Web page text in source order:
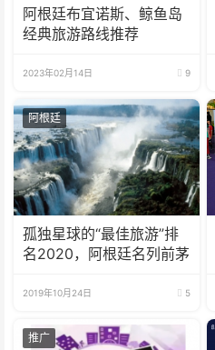
阿根廷布宜诺斯、鲸鱼岛
经典旅游路线推荐
2023年02月14日 9
阿根廷
孤独星球的“最佳旅游”排
名2020，阿根廷名列前茅
2019年10月24日 5
推广